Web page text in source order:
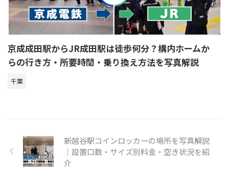
京成成田駅からJR成田駅は徒歩何分？構内ホームか
らの行き方・所要時間・乗り換え方法を写真解説
千葉
新越谷駅コインロッカーの場所を写真解説
｜設置口数・サイズ別料金・空き状況を紹
介